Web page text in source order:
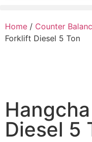
Home / Counter
Forklift Diesel 5 Ton
Diesel 5